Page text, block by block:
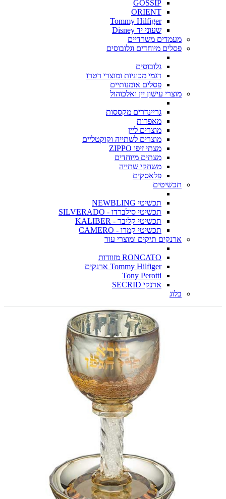
GOSSIP
ORIENT
Tommy Hilfiger
שעוני יד Disney
מעמדים משרדיים
פסלים מיוחדים וגלובוסים
גלובוסים
דגמי מכוניות ומוצרי רטרו
פסלים אומנותיים
מוצרי עישון יין ואלכוהול
גריינדרים מקססות
מאפרות
מוצרים ליין
מוצרים לשתייה וקוקטליים
מצתי זיפו ZIPPO
מצתים מיוחדים
משחקי שתייה
פלאסקים
תכשיטים
תכשיטי NEWBLING
תכשיטי סילברדו - SILVERADO
תכשיטי קליבר - KALIBER
תכשיטי קמרו - CAMERO
ארנקים תיקים ומוצרי עור
RONCATO מזוודות
Tommy Hilfiger ארנקים
Tony Perotti
ארנקי SECRID
בלוג